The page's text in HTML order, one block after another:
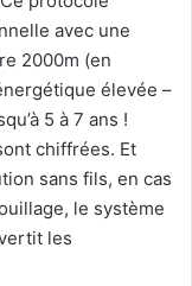
avec une
2000m (en
élevée –
5 à 7 ans !
chiffrées. Et
sans fils, en cas
le système
les